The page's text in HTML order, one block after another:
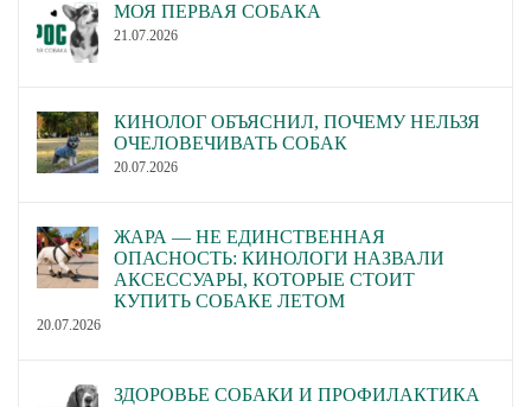
МОЯ ПЕРВАЯ СОБАКА
21.07.2026
КИНОЛОГ ОБЪЯСНИЛ, ПОЧЕМУ НЕЛЬЗЯ
ОЧЕЛОВЕЧИВАТЬ СОБАК
20.07.2026
ЖАРА — НЕ ЕДИНСТВЕННАЯ
ОПАСНОСТЬ: КИНОЛОГИ НАЗВАЛИ
АКСЕССУАРЫ, КОТОРЫЕ СТОИТ
КУПИТЬ СОБАКЕ ЛЕТОМ
20.07.2026
ЗДОРОВЬЕ СОБАКИ И ПРОФИЛАКТИКА